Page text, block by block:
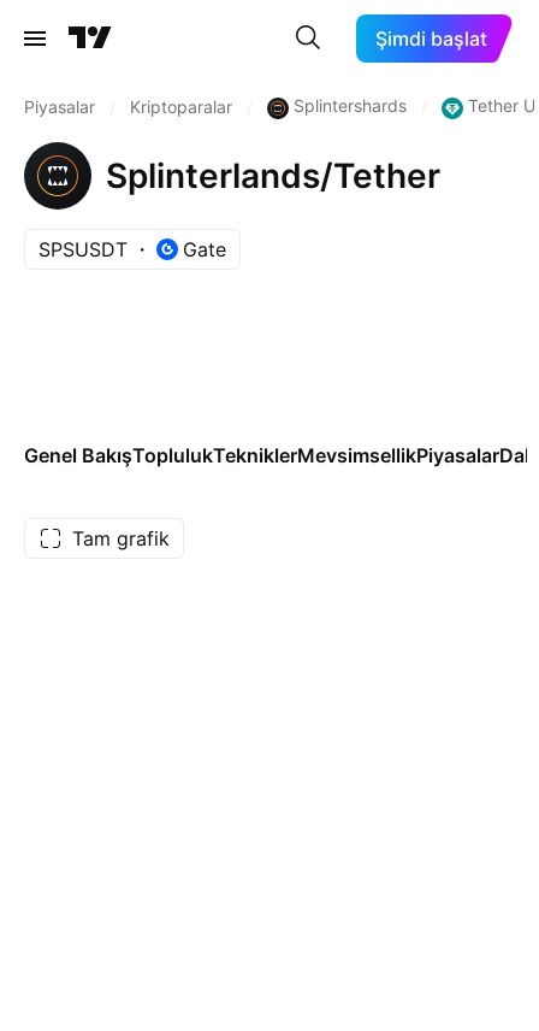
Şimdi başlat
Piyasalar Kriptoparalar Splintershards Tether
Splinterlands/Tether
SPSUSDT Gate
Genel BakışToplulukTekniklerMevsimsellikPiyasalar
Tam grafik